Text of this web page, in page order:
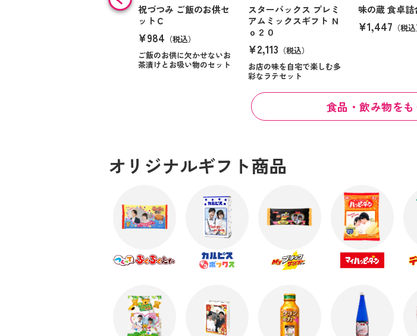
祝づつみ ご飯のお供セ
ットＣ
¥984 （税込）
ご飯のお供に欠かせないお
茶漬けとお吸い物のセット
スターバックス プレミ
アムミックスギフト Ｎ
ｏ２０
¥2,113 （税込）
お店の味を自宅で楽しむ多
彩なラテセット
味の蔵 食卓詰
¥1,447 （税込
食品・飲み物をも
オリジナルギフト商品